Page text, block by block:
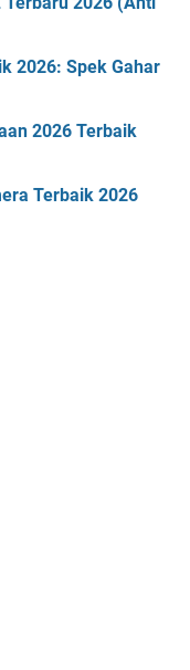
2026: Spek Gahar
2026 Terbaik
Terbaik 2026